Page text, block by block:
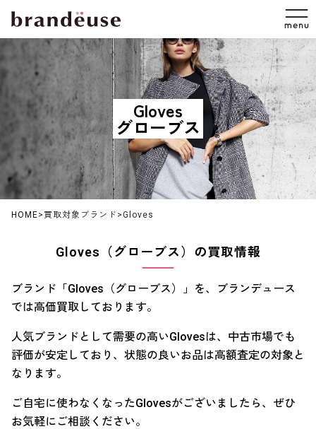
Gloves
グローブス
HOME> 買取対象ブランド >Gloves
Gloves（グローブス）の買取情報
ブランド「Gloves（グローブス）」を、ブランデュース
では高価買取しております。
人気ブランドとして需要の高いGlovesは、中古市場でも
評価が安定しており、状態の良いお品は高額査定の対象と
なります。
ご自宅に使わなくなったGlovesがございましたら、ぜひ
お気軽にご相談ください。